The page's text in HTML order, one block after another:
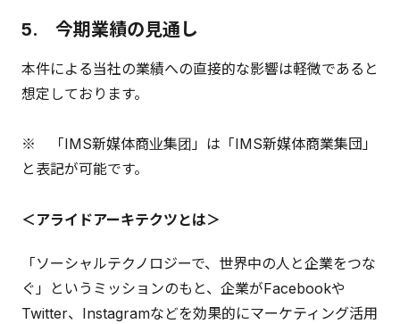
5. 今期業績の見通し
本件による当社の業績への直接的な影響は軽微であると
想定しております。
※ 「IMS新媒体商业集团」は「IMS新媒体商業集団」
と表記が可能です。
＜アライドアーキテクツとは＞
「ソーシャルテクノロジーで、世界中の人と企業をつな
ぐ」というミッションのもと、企業がFacebookや
Twitter、Instagramなどを効果的にマーケティング活用